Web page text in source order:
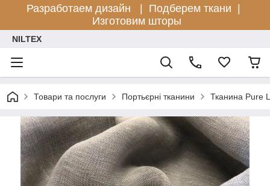
Разработаем дизайн |
Подберем ткани |
Изготовим шторы
NILTEX
Товари та послуги Портьєрні тканини Тканина Pure